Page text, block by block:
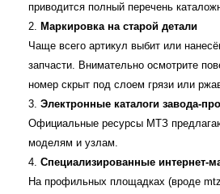
приводится полный перечень
Маркировка на старой детали
Чаще всего артикул выбит или
запчасти. Внимательно осмотрите
номер скрыт под слоем грязи или
Электронные каталоги
Официальные ресурсы МТЗ
моделям и узлам.
Специализированные
На профильных площадках (вроде